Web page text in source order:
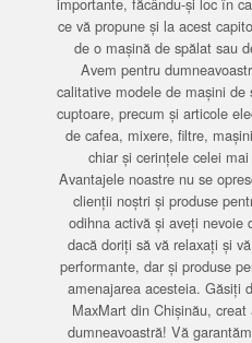
ce vă propune și la acest
de o mașină de spălat sau
Avem pentru
calitative modele de mașini
cuptoare, precum și articole
de cafea, mixere, filtre,
chiar și cerințele celei
Avantajele noastre nu se
clienții noștri și produse
odihna activă și aveți nevoie
dacă doriți să vă relaxați și
performante, dar și produse
amenajarea acesteia. Găsiți
MaxMart din Chișinău,
dumneavoastră! Vă